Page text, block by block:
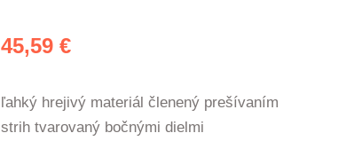
45,59 €
ľahký hrejivý materiál členený prešívaním
strih tvarovaný bočnými dielmi